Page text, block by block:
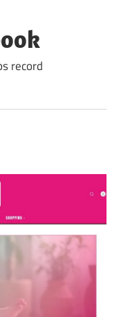
record